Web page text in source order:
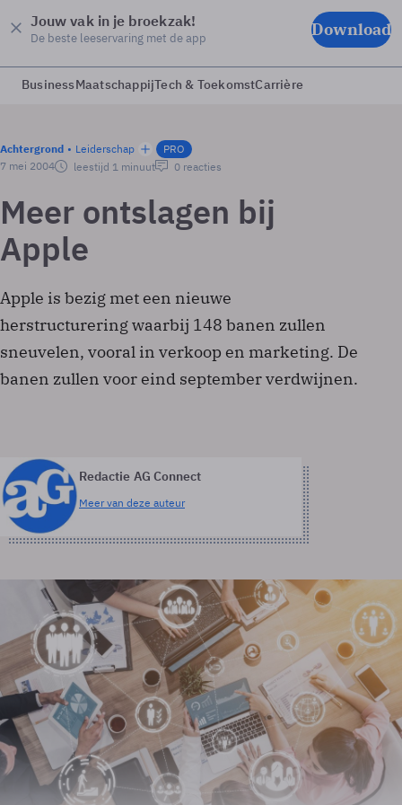
Jouw vak in je broekzak!
De beste leeservaring met de app Download
BusinessMaatschappijTech & ToekomstCarrière
Achtergrond Leiderschap
PRO
7 mei 2004
leestijd 1 minuut 0 reacties
Meer ontslagen bij
Apple
Apple is bezig met een nieuwe
herstructurering waarbij 148 banen zullen
sneuvelen, vooral in verkoop en marketing. De
banen zullen voor eind september verdwijnen.
Redactie AG Connect
Meer van deze auteur